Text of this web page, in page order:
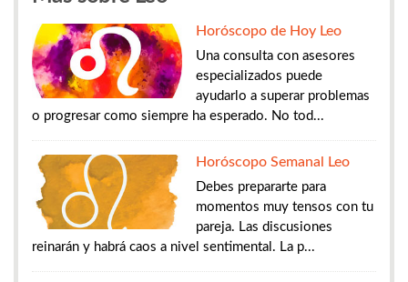
Horóscopo de Hoy Leo
Una consulta con asesores
especializados puede
ayudarlo a superar problemas
o progresar como siempre ha esperado. No tod...
Horóscopo Semanal Leo
Debes prepararte para
momentos muy tensos con tu
pareja. Las discusiones
reinarán y habrá caos a nivel sentimental. La p...